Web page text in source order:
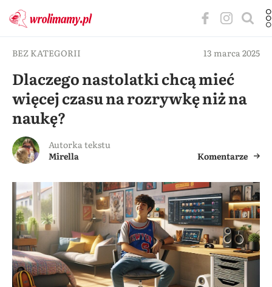
BEZ KATEGORII 13 marca 2025
Dlaczego nastolatki chcą mieć
więcej czasu na rozrywkę niż na
naukę?
Autorka tekstu
Mirella
Komentarze